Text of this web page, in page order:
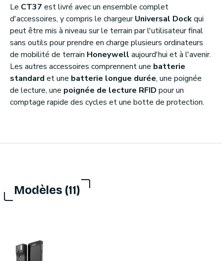
Le CT37 est livré avec un ensemble complet
d'accessoires, y compris le chargeurUniversal Dockqui
peut être mis à niveau sur le terrain par l'utilisateur final
sans outils pour prendre en charge plusieurs ordinateurs
de mobilité de terrain Honeywell aujourd'hui et à l'avenir.
Les autres accessoires comprennent une batterie
standard et une batterie longue durée, une poignée
de lecture, une poignée de lecture RFID pour un
comptage rapide des cycles et une botte de protection.
Modèles (11)